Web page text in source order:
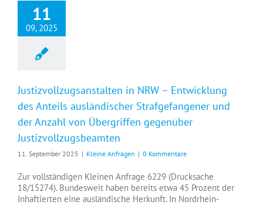
11
09, 2025
Justizvollzugsanstalten in NRW – Entwicklung
des Anteils ausländischer Strafgefangener und
der Anzahl von Übergriffen gegenüber
Justizvollzugsbeamten
11. September 2025 | Kleine Anfragen | 0 Kommentare
Zur vollständigen Kleinen Anfrage 6229 (Drucksache
18/15274). Bundesweit haben bereits etwa 45 Prozent der
Inhaftierten eine ausländische Herkunft. In Nordrhein-